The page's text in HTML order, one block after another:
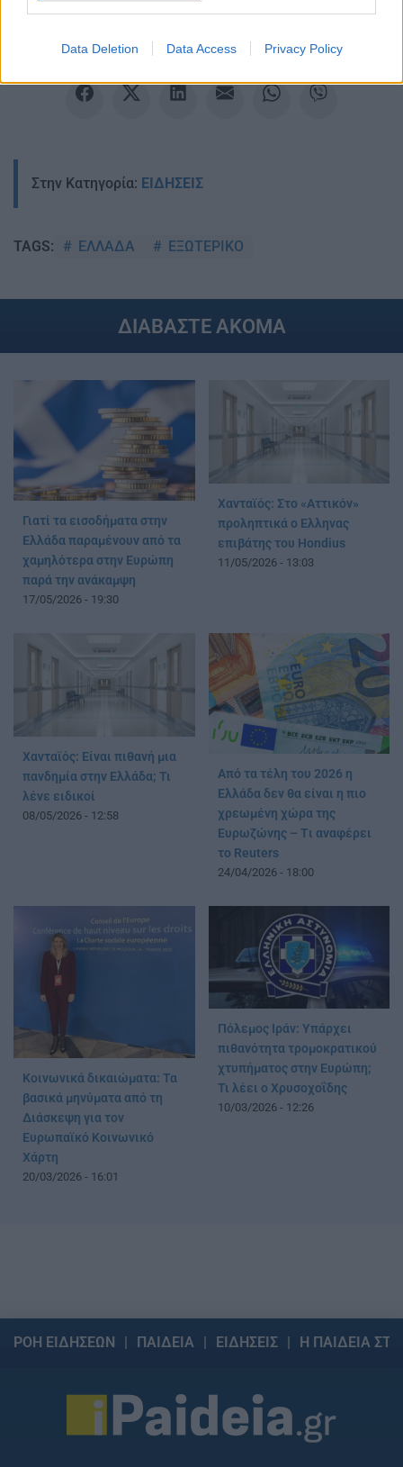
Data Deletion Data Access Privacy Policy
Στην Κατηγορία: ΕΙΔΗΣΕΙΣ
TAGS: ΕΛΛΑΔΑ ΕΞΩΤΕΡΙΚΟ
ΔΙΑΒΑΣΤΕ ΑΚΟΜΑ
Γιατί τα εισοδήματα στην
Ελλάδα παραμένουν από τα
χαμηλότερα στην Ευρώπη
παρά την ανάκαμψη
17/05/2026 - 19:30
Χανταϊός: Στο «Αττικόν»
προληπτικά ο Ελληνας
επιβάτης του Hondius
11/05/2026 - 13:03
Χανταϊός: Είναι πιθανή μια
πανδημία στην Ελλάδα; Τι
λένε ειδικοί
08/05/2026 - 12:58
Από τα τέλη του 2026 η
Ελλάδα δεν θα είναι η πιο
χρεωμένη χώρα της
Ευρωζώνης – Tι αναφέρει
το Reuters
24/04/2026 - 18:00
Κοινωνικά δικαιώματα: Τα
βασικά μηνύματα από τη
Διάσκεψη για τον
Ευρωπαϊκό Κοινωνικό
Χάρτη
20/03/2026 - 16:01
Πόλεμος Ιράν: Υπάρχει
πιθανότητα τρομοκρατικού
χτυπήματος στην Ευρώπη;
Τι λέει ο Χρυσοχοΐδης
10/03/2026 - 12:26
ΡΟΗ ΕΙΔΗΣΕΩΝ ΠΑΙΔΕΙΑ ΕΙΔΗΣΕΙΣ Η ΠΑΙΔΕΙΑ